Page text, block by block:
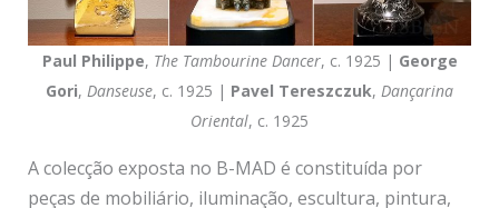
Paul Philippe, The Tambourine Dancer, c. 1925 | George
Gori, Danseuse, c. 1925 | Pavel Tereszczuk, Dançarina
Oriental, c. 1925
A colecção exposta no B-MAD é constituída por
peças de mobiliário, iluminação, escultura, pintura,